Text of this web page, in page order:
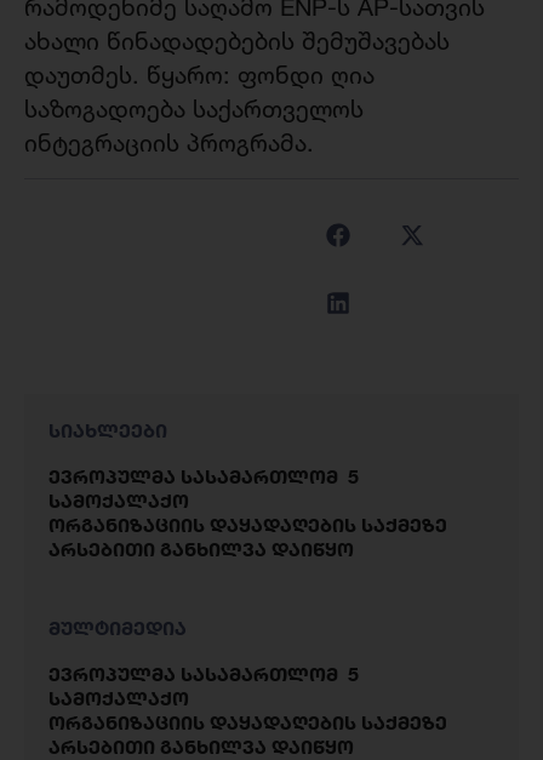
რამოდენიმე საღამო ENP-ს AP-სათვის
ახალი წინადადებების შემუშავებას
დაუთმეს. წყარო: ფონდი ღია
საზოგადოება საქართველოს
ინტეგრაციის პროგრამა.
სიახლეები
ევროპულმა სასამართლომ 5
სამოქალაქო
ორგანიზაციის დაყადაღების საქმეზე
არსებითი განხილვა დაიწყო
მულტიმედია
ევროპულმა სასამართლომ 5
სამოქალაქო
ორგანიზაციის დაყადაღების საქმეზე
არსებითი განხილვა დაიწყო